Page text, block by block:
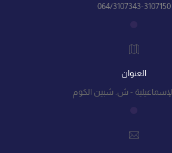
064/3107343-3107150
العنوان
- ش. شبين الكوم